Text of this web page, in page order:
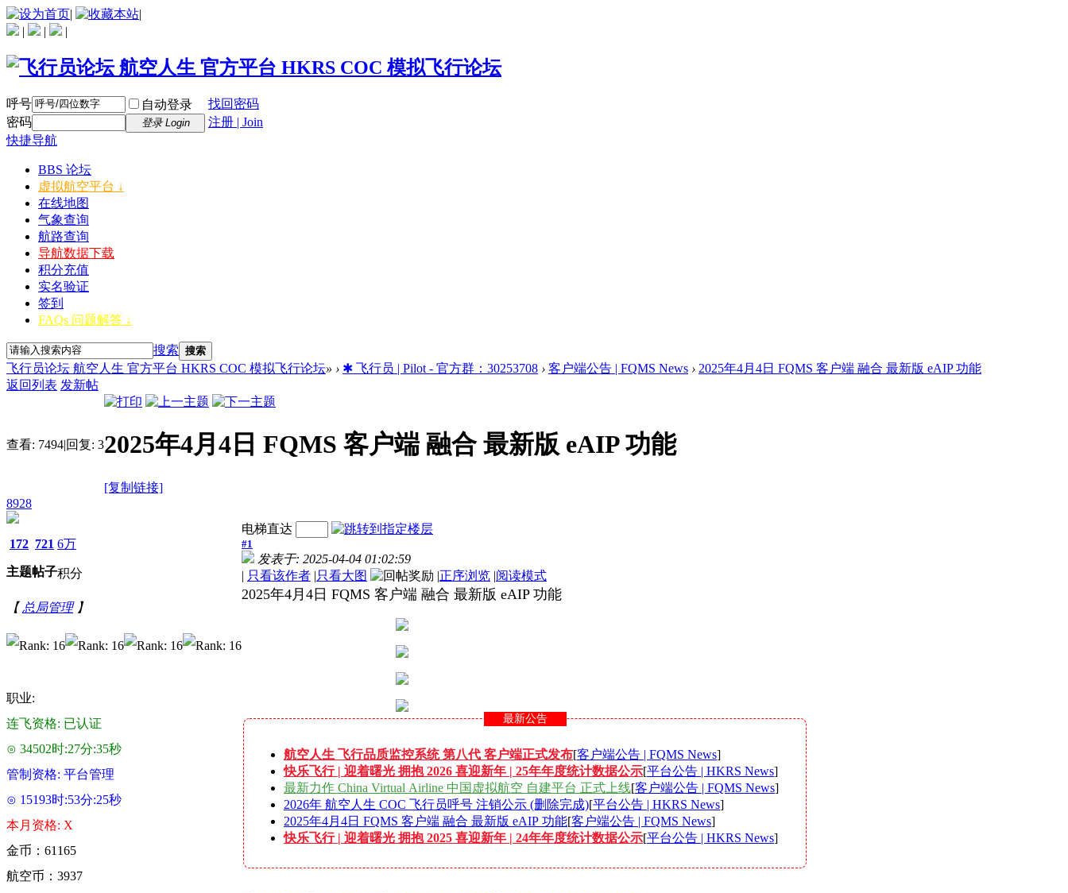
|
|
|
| |
呼号 自动登录
找回密码
密码
登录 Login
注册 | Join
快捷导航
BBS 论坛
虚拟航空平台 ↓
在线地图
气象查询
航路查询
导航数据下载
积分充值
实名验证
签到
FAQs 问题解答 ↓
搜索 搜索
飞行员论坛 航空人生 官方平台 HKRS COC 模拟飞行论坛» › ✱ 飞行员 | Pilot - 官方群：30253708 › 客户端公告 | FQMS News › 2025年4月4日 FQMS 客户端 融合 最新版 eAIP 功能
返回列表 发新帖
查看: 7494|回复: 32025年4月4日 FQMS 客户端 融合 最新版 eAIP 功能
[复制链接]
8928
172
主题
721
帖子
6万
积分
【 总局管理】
职业:
连飞资格: 已认证
⊙ 34502时:27分:35秒
管制资格: 平台管理
⊙ 15193时:53分:25秒
本月资格: X
金币：61165
航空币：3937
电梯直达
#1
发表于: 2025-04-04 01:02:59
| 只看该作者 |只看大图 |正序浏览 |阅读模式
2025年4月4日 FQMS 客户端 融合 最新版 eAIP 功能
最新公告
航空人生 飞行品质监控系统 第八代 客户端正式发布[客户端公告 | FQMS News]
快乐飞行 | 迎着曙光 拥抱 2026 喜迎新年 | 25年年度统计数据公示[平台公告 | HKRS News]
最新力作 China Virtual Airline 中国虚拟航空 自建平台 正式上线[客户端公告 | FQMS News]
2026年 航空人生 COC 飞行员呼号 注销公示 (删除完成)[平台公告 | HKRS News]
2025年4月4日 FQMS 客户端 融合 最新版 eAIP 功能[客户端公告 | FQMS News]
快乐飞行 | 迎着曙光 拥抱 2025 喜迎新年 | 24年年度统计数据公示[平台公告 | HKRS News]